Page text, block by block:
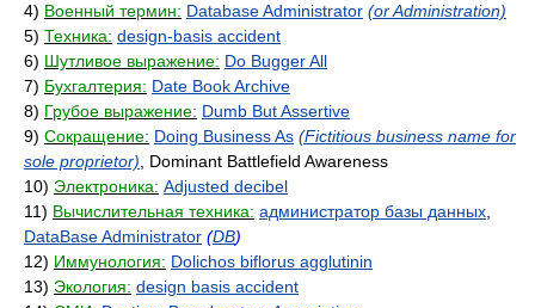
4) Военный термин: Database Administrator (or Administration)
5) Техника: design-basis accident
6) Шутливое выражение: Do Bugger All
7) Бухгалтерия: Date Book Archive
8) Грубое выражение: Dumb But Assertive
9) Сокращение: Doing Business As (Fictitious business name for
sole proprietor) , Dominant Battlefield Awareness
10) Электроника: Adjusted decibel
11) Вычислительная техника: администратор базы данных
DataBase Administrator (DB)
12) Иммунология: Dolichos biflorus agglutinin
13) Экология: design basis accident